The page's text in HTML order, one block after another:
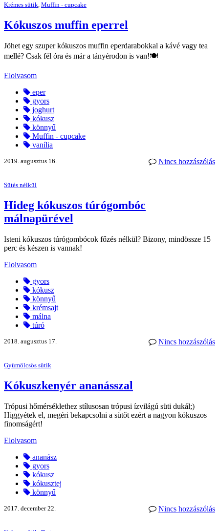
Krémes sütik Muffin - cupcake
Kókuszos muffin eperrel
Jöhet egy szuper kókuszos muffin eperdarabokkal a kávé vagy tea
mellé? Csak fél óra és már a tányérodon is van!🍽️
Elolvasom
eper
gyors
joghurt
kókusz
könnyű
Muffin - cupcake
vanília
Nincs hozzászólás
2019. augusztus 16.
Sütés nélkül
Hideg kókuszos túrógombóc
málnapürével
Isteni kókuszos túrógombócok főzés nélkül? Bizony, mindössze 15
perc és készen is vannak!
Elolvasom
gyors
kókusz
könnyű
krémsajt
málna
túró
Nincs hozzászólás
2018. augusztus 17.
Gyümölcsös sütik
Kókuszkenyér ananásszal
Trópusi hőmérséklethez stílusosan trópusi ízvilágú süti dukál;)
Higgyétek el, megéri bekapcsolni a sütőt ezért a nagyon kókuszos
finomságért!
Elolvasom
ananász
gyors
kókusz
kókusztej
könnyű
Nincs hozzászólás
2017. december 22.